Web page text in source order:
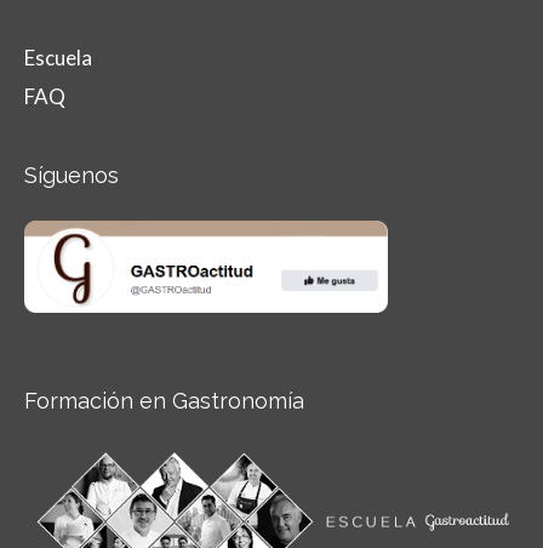
Escuela
FAQ
Síguenos
Formación en Gastronomía